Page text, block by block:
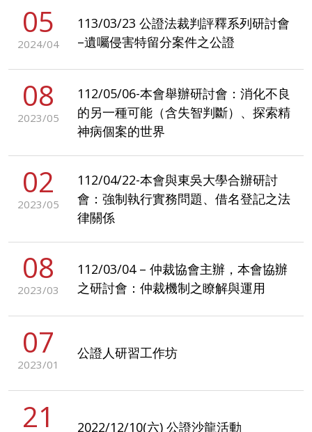
05
2024/04
113/03/23 公證法裁判評釋系列研討會
–遺囑侵害特留分案件之公證
08
2023/05
112/05/06-本會舉辦研討會：消化不良
的另一種可能（含失智判斷）、探索精
神病個案的世界
02
2023/05
112/04/22-本會與東吳大學合辦研討
會：強制執行實務問題、借名登記之法
律關係
08
2023/03
112/03/04 – 仲裁協會主辦，本會協辦
之研討會：仲裁機制之瞭解與運用
07
2023/01
公證人研習工作坊
21 2022/12/10(六) 公證沙龍活動